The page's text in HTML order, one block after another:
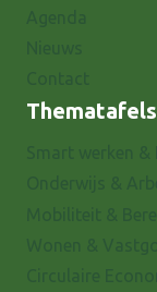
Thematafels